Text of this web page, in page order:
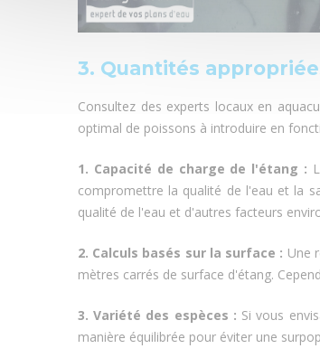
3. Quantités
Consultez des experts locaux en
optimal de poissons à introduire en
1. Capacité de charge de l'étang :
compromettre la qualité de l'eau et la
qualité de l'eau et d'autres facteurs
2. Calculs basés sur la surface : Une
mètres carrés de surface d'étang.
3. Variété des espèces : Si vous
manière équilibrée pour éviter une